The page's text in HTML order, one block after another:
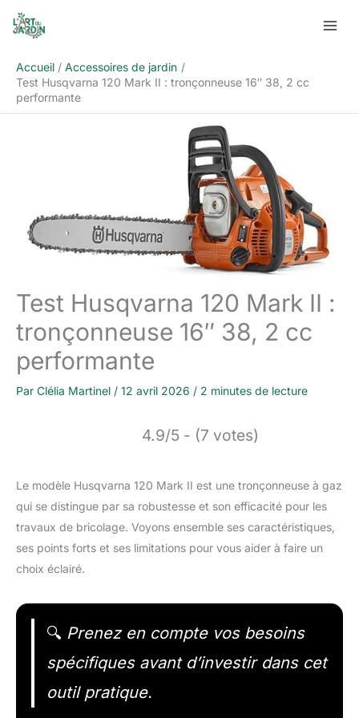
Aller
Accueil
Accessoires de jardin
Test Husqvarna 120 Mark II : tronçonneuse 16″ 38, 2 cc
performante
Test Husqvarna 120 Mark II :
tronçonneuse 16″ 38, 2 cc
performante
Par Clélia Martinel / 12 avril 2026 / 2 minutes de lecture
4.9/5 - (7 votes)
Le modèle Husqvarna 120 Mark II est une tronçonneuse à gaz
qui se distingue par sa robustesse et son efficacité pour les
travaux de bricolage. Voyons ensemble ses caractéristiques,
ses points forts et ses limitations pour vous aider à faire un
choix éclairé.
🔍 Prenez en compte vos besoins
spécifiques avant d’investir dans cet
outil pratique.
Rechercher